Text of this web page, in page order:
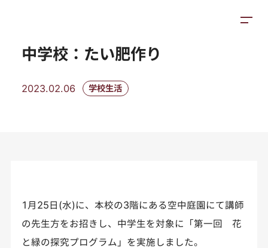
中学校：たい肥作り
2023.02.06 学校生活
1月25日(水)に、本校の3階にある空中庭園にて講師
の先生方をお招きし、中学生を対象に「第一回 花
と緑の探究プログラム」を実施しました。